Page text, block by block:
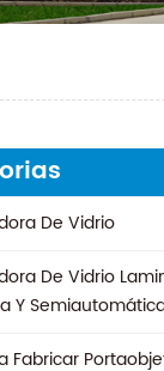
De Vidrio
De Vidrio
Y
Fabricar